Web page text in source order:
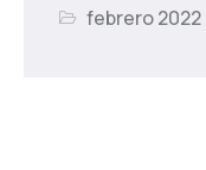
febrero 2022